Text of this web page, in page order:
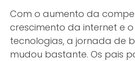
Com o aumento da
crescimento da internet e
tecnologias, a jornada de
mudou bastante. Os pais